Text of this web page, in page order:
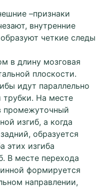
–признаки
внутренние
четкие следы
в длину мозговая
плоскости.
идут параллельно
трубки. На месте
промежуточный
изгиб, а когда
образуется
этих изгиба
В месте перехода
формируется
направлении,